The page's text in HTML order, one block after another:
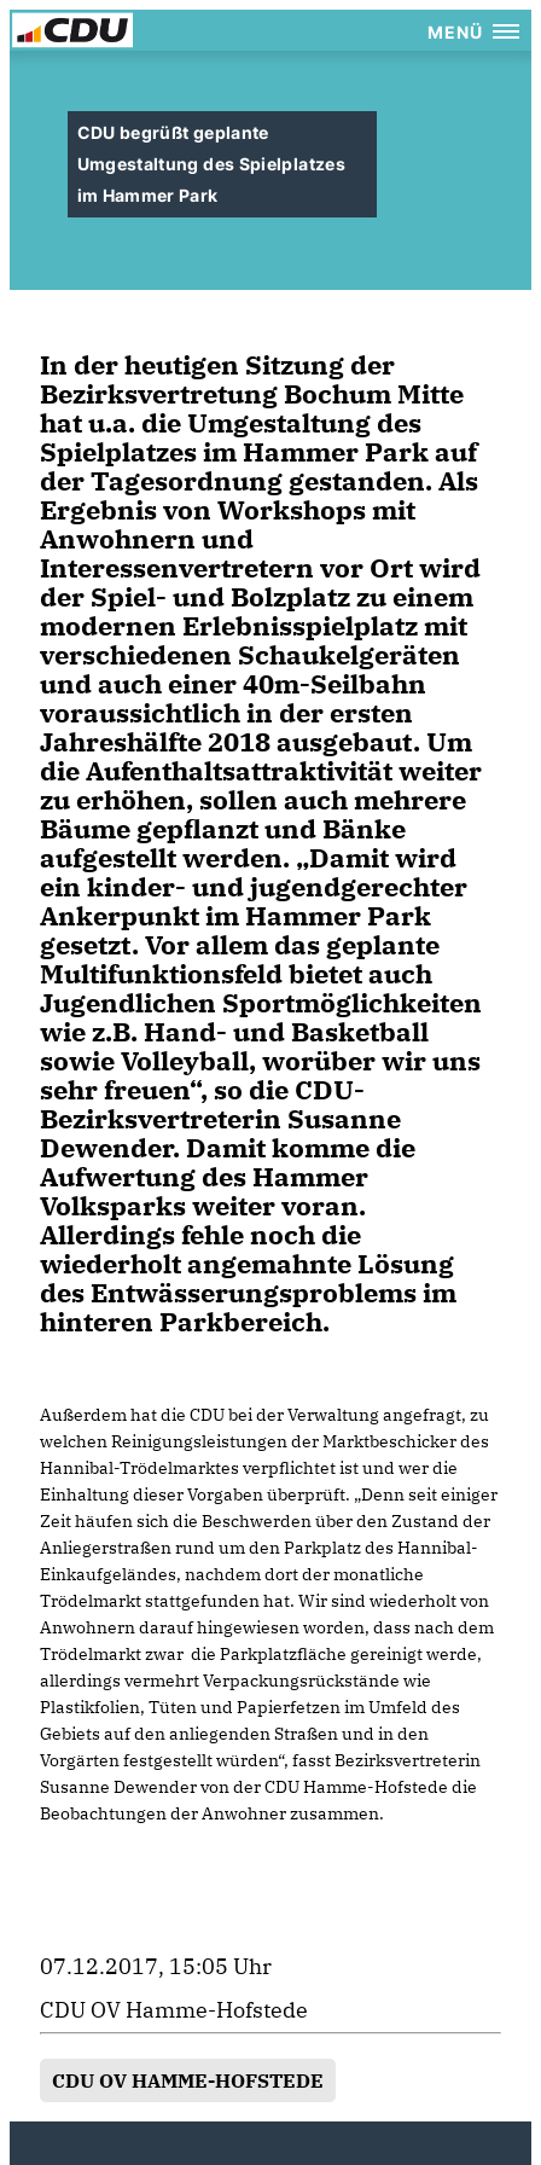
MENÜ
CDU begrüßt geplante
Umgestaltung des Spielplatzes
im Hammer Park
In der heutigen Sitzung der
Bezirksvertretung Bochum Mitte
hat u.a. die Umgestaltung des
Spielplatzes im Hammer Park auf
der Tagesordnung gestanden. Als
Ergebnis von Workshops mit
Anwohnern und
Interessenvertretern vor Ort wird
der Spiel- und Bolzplatz zu einem
modernen Erlebnisspielplatz mit
verschiedenen Schaukelgeräten
und auch einer 40m-Seilbahn
voraussichtlich in der ersten
Jahreshälfte 2018 ausgebaut. Um
die Aufenthaltsattraktivität weiter
zu erhöhen, sollen auch mehrere
Bäume gepflanzt und Bänke
aufgestellt werden. „Damit wird
ein kinder- und jugendgerechter
Ankerpunkt im Hammer Park
gesetzt. Vor allem das geplante
Multifunktionsfeld bietet auch
Jugendlichen Sportmöglichkeiten
wie z.B. Hand- und Basketball
sowie Volleyball, worüber wir uns
sehr freuen“, so die CDU-
Bezirksvertreterin Susanne
Dewender. Damit komme die
Aufwertung des Hammer
Volksparks weiter voran.
Allerdings fehle noch die
wiederholt angemahnte Lösung
des Entwässerungsproblems im
hinteren Parkbereich.
Außerdem hat die CDU bei der Verwaltung angefragt, zu
welchen Reinigungsleistungen der Marktbeschicker des
Hannibal-Trödelmarktes verpflichtet ist und wer die
Einhaltung dieser Vorgaben überprüft. „Denn seit einiger
Zeit häufen sich die Beschwerden über den Zustand der
Anliegerstraßen rund um den Parkplatz des Hannibal-
Einkaufgeländes, nachdem dort der monatliche
Trödelmarkt stattgefunden hat. Wir sind wiederholt von
Anwohnern darauf hingewiesen worden, dass nach dem
Trödelmarkt zwar die Parkplatzfläche gereinigt werde,
allerdings vermehrt Verpackungsrückstände wie
Plastikfolien, Tüten und Papierfetzen im Umfeld des
Gebiets auf den anliegenden Straßen und in den
Vorgärten festgestellt würden“, fasst Bezirksvertreterin
Susanne Dewender von der CDU Hamme-Hofstede die
Beobachtungen der Anwohner zusammen.
07.12.2017, 15:05 Uhr
CDU OV Hamme-Hofstede
CDU OV HAMME-HOFSTEDE